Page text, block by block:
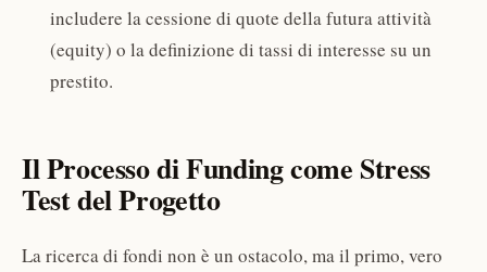
includere la cessione di quote della futura attività
(equity) o la definizione di tassi di interesse su un
prestito.
Il Processo di Funding come Stress
Test del Progetto
La ricerca di fondi non è un ostacolo, ma il primo, vero